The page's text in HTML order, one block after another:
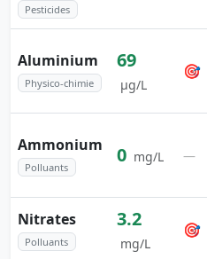
Pesticides
Aluminium
Physico-chimie
69
µg/L
🎯
Ammonium
Polluants
0 mg/L —
Nitrates
Polluants
3.2
mg/L
🎯